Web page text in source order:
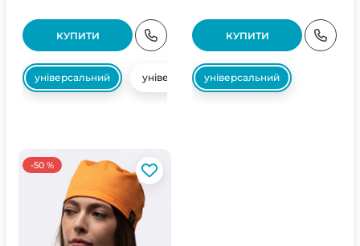
КУПИТИ
універсальний універсальний
КУПИТИ
універсальний
-50 %